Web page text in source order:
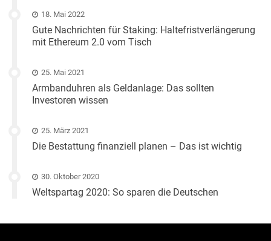
18. Mai 2022
Gute Nachrichten für Staking: Haltefristverlängerung
mit Ethereum 2.0 vom Tisch
25. Mai 2021
Armbanduhren als Geldanlage: Das sollten
Investoren wissen
25. März 2021
Die Bestattung finanziell planen – Das ist wichtig
30. Oktober 2020
Weltspartag 2020: So sparen die Deutschen